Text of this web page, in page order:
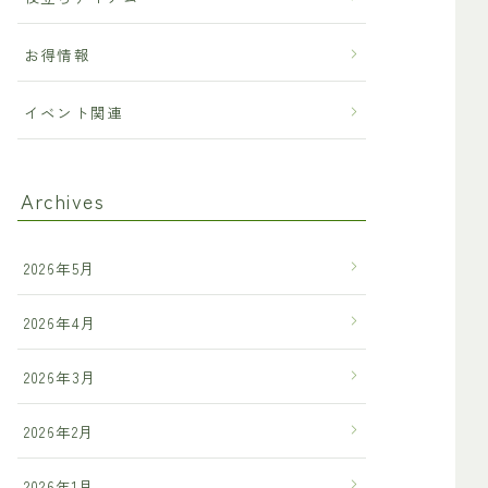
お得情報
イベント関連
Archives
2026年5月
2026年4月
2026年3月
2026年2月